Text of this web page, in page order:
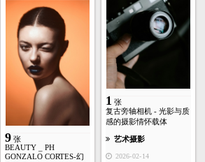
1 张
复古旁轴相机 - 光影与质
感的摄影情怀载体
艺术摄影
2026-02-14
9 张
BEAUTY _ PH
GONZALO CORTES-幻